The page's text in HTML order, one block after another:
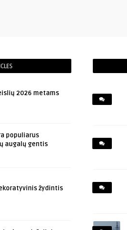
2026 metams
populiarus
augalų gentis
žydintis